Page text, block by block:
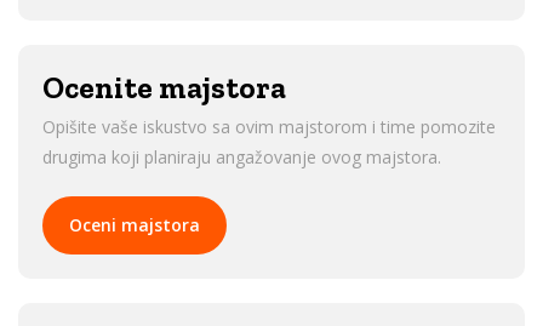
Ocenite majstora
Opišite vaše iskustvo sa ovim majstorom i time pomozite
drugima koji planiraju angažovanje ovog majstora.
Oceni majstora